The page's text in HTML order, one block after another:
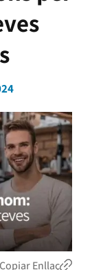
Copiar Enllaç